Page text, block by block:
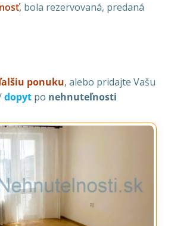
, bola rezervovaná, predaná
ponuku, alebo pridajte Vašu
dopyt po nehnuteľnosti